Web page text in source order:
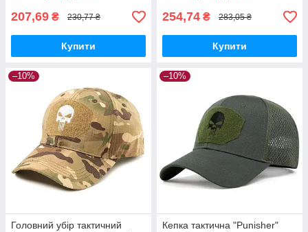
207,69 ₴ 230,77 ₴
Купити
254,74 ₴ 283,05 ₴
Купити
–10%
Головний убір тактичний
–10%
Кепка тактична "Punisher"